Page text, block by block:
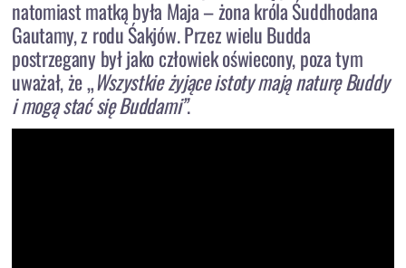
natomiast matką była Maja – żona króla Śuddhodana
Gautamy, z rodu Śakjów. Przez wielu Budda
postrzegany był jako człowiek oświecony, poza tym
uważał, że „Wszystkie żyjące istoty mają naturę Buddy
i mogą stać się Buddami”.